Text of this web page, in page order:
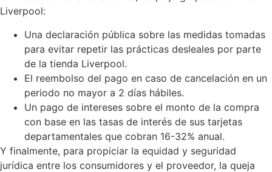
Liverpool:
Una declaración pública sobre las medidas tomadas
para evitar repetir las prácticas desleales por parte
de la tienda Liverpool.
El reembolso del pago en caso de cancelación en un
periodo no mayor a 2 días hábiles.
Un pago de intereses sobre el monto de la compra
con base en las tasas de interés de sus tarjetas
departamentales que cobran 16-32% anual.
Y finalmente, para propiciar la equidad y seguridad
jurídica entre los consumidores y el proveedor, la queja